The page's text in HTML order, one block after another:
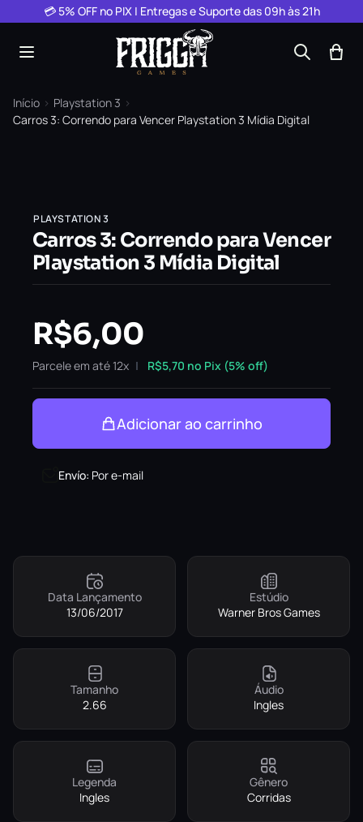
Pular para o conteúdo
💳 5% OFF no PIX | Entregas e Suporte das 09h às 21h
Início › Playstation 3 ›
Carros 3: Correndo para Vencer Playstation 3 Mídia Digital
PLAYSTATION 3
Carros 3: Correndo para Vencer
Playstation 3 Mídia Digital
R$6,00
Parcele em até 12x R$5,70 no Pix (5% off)
Adicionar ao carrinho
Envío: Por e-mail
Data Lançamento
13/06/2017
Estúdio
Warner Bros Games
Tamanho
2.66
Áudio
Ingles
Legenda
Ingles
Gênero
Corridas